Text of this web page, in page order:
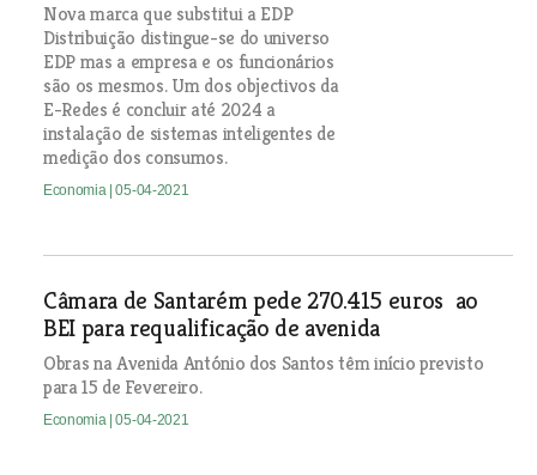
Nova marca que substitui a EDP
Distribuição distingue-se do universo
EDP mas a empresa e os funcionários
são os mesmos. Um dos objectivos da
E-Redes é concluir até 2024 a
instalação de sistemas inteligentes de
medição dos consumos.
Economia | 05-04-2021
Câmara de Santarém pede 270.415 euros ao
BEI para requalificação de avenida
Obras na Avenida António dos Santos têm início previsto
para 15 de Fevereiro.
Economia | 05-04-2021